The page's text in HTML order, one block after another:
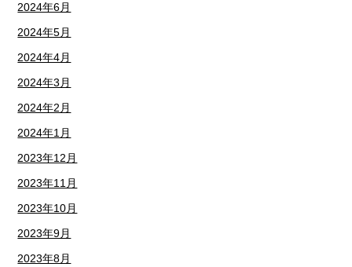
2024年6月
2024年5月
2024年4月
2024年3月
2024年2月
2024年1月
2023年12月
2023年11月
2023年10月
2023年9月
2023年8月